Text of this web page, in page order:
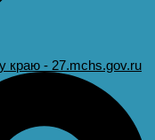
краю - 27.mchs.gov.ru